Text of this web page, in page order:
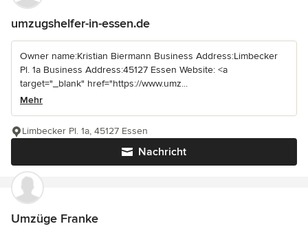
umzugshelfer-in-essen.de
Owner name:Kristian Biermann Business Address:Limbecker
Pl. 1a Business Address:45127 Essen Website: <a
target="_blank" href="https://www.umz...
Mehr
Nachricht
Limbecker Pl. 1a, 45127 Essen
Umzüge Franke